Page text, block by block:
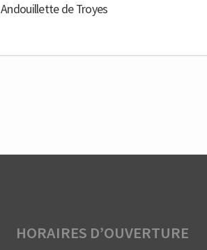
Andouillette de Troyes
Total
HORAIRES D’OUVERTURE